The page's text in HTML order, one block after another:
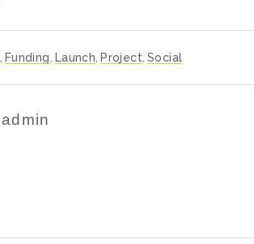
Funding Launch Project Social
admin